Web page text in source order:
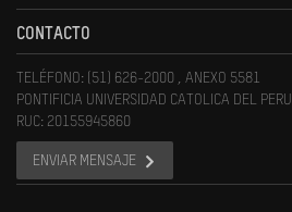
CONTACTO
TELÉFONO: (51) 626-2000 , ANEXO 5581
PONTIFICIA UNIVERSIDAD CATOLICA DEL PERU
RUC: 20155945860
ENVIAR MENSAJE